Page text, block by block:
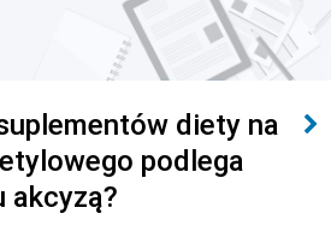
diety na
podlega
akcyzą?